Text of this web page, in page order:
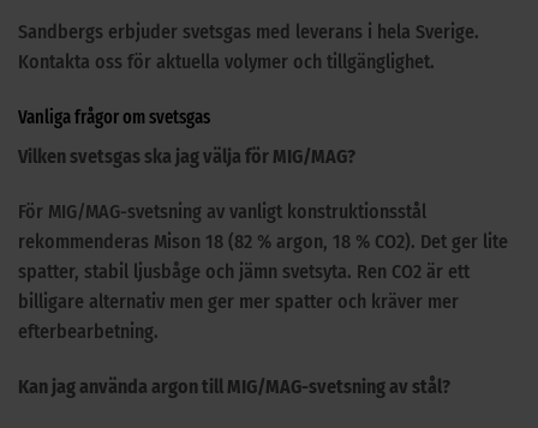
Sandbergs erbjuder svetsgas med leverans i hela Sverige.
Kontakta oss för aktuella volymer och tillgänglighet.
Vanliga frågor om svetsgas
Vilken svetsgas ska jag välja för MIG/MAG?
För MIG/MAG-svetsning av vanligt konstruktionsstål
rekommenderas Mison 18 (82 % argon, 18 % CO2). Det ger lite
spatter, stabil ljusbåge och jämn svetsyta. Ren CO2 är ett
billigare alternativ men ger mer spatter och kräver mer
efterbearbetning.
Kan jag använda argon till MIG/MAG-svetsning av stål?